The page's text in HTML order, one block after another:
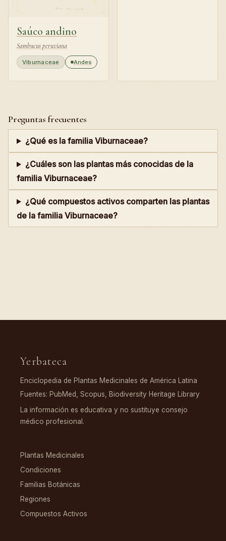
Saúco andino
Sambucus peruviana
Viburnaceae Andes
Preguntas frecuentes
¿Qué es la familia Viburnaceae?
¿Cuáles son las plantas más conocidas de la
familia Viburnaceae?
¿Qué compuestos activos comparten las plantas
de la familia Viburnaceae?
Yerbateca
Enciclopedia de Plantas Medicinales de América Latina
Fuentes: PubMed, Scopus, Biodiversity Heritage Library
La información es educativa y no sustituye consejo
médico profesional.
Plantas Medicinales
Condiciones
Familias Botánicas
Regiones
Compuestos Activos